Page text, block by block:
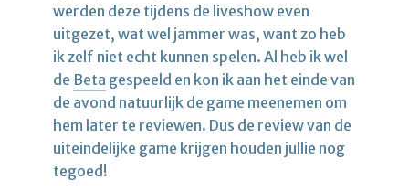
werden deze tijdens de liveshow even
uitgezet, wat wel jammer was, want zo heb
ik zelf niet echt kunnen spelen. Al heb ik wel
de Beta gespeeld en kon ik aan het einde van
de avond natuurlijk de game meenemen om
hem later te reviewen. Dus de review van de
uiteindelijke game krijgen houden jullie nog
tegoed!